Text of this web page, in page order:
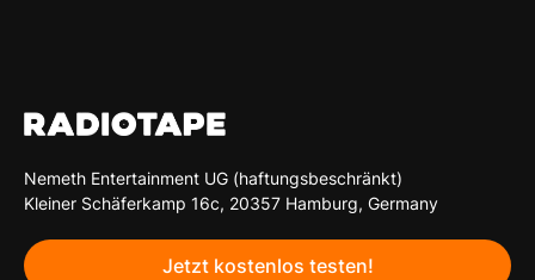
Nemeth Entertainment UG (haftungsbeschränkt)
Kleiner Schäferkamp 16c, 20357 Hamburg, Germany
Jetzt kostenlos testen!